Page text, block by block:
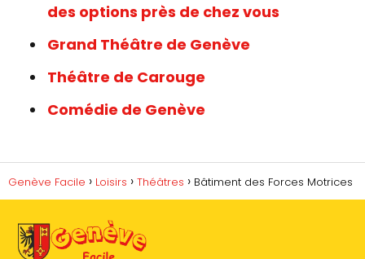
des options près de chez vous
Grand Théâtre de Genève
Théâtre de Carouge
Comédie de Genève
Genève Facile Loisirs Théâtres Bâtiment des Forces Motrices